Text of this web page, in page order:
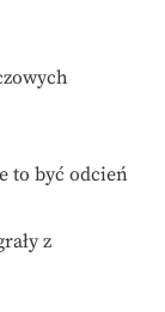
to być odcień
z